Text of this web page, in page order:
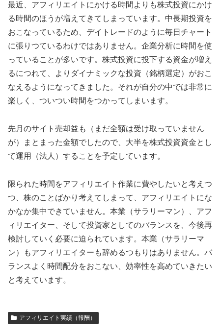
最近、アフィリエイトにかける時間よりも株式投資にかけ
る時間のほうが増えてきてしまっています。中長期投資を
おこなっているため、デイトレードのように毎日チャート
に張りつているわけではありません。企業分析に時間を使
っていることが多いです。株式投資に投下する資金が増え
るにつれて、よりダイナミックな投資（銘柄選定）がおこ
なえるようになってきました。それが自分の中では非常に
楽しく、ついつい時間をつかってしまいます。
先月のサイト売却益も（まだ全額は受け取っていません
が）まとまった金額でしたので、大半を株式投資資金とし
て運用（法人）することを予定しています。
限られた時間をアフィリエイト作業に費やしたいと考えつ
つ、株のことばかり考えてしまって、アフィリエイトにな
かなか集中できていません。本業（サラリーマン）、アフ
ィリエイター、そして投資家としてのバランスを、今後再
検討していく必要に迫られています。本業（サラリーマ
ン）もアフィリエイターも辞めるつもりはありません。バ
ランスよく時間配分をおこない、効率性を高めていきたい
と考えています。
アフィリエイト実績（報酬）